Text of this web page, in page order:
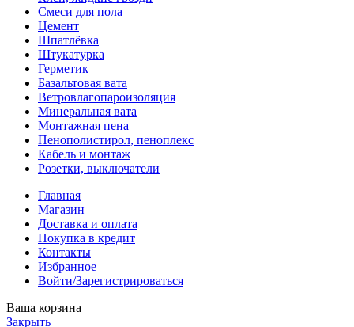
Смеси для пола
Цемент
Шпатлёвка
Штукатурка
Герметик
Базальтовая вата
Ветровлагопароизоляция
Минеральная вата
Монтажная пена
Пенополистирол, пеноплекс
Кабель и монтаж
Розетки, выключатели
Главная
Магазин
Доставка и оплата
Покупка в кредит
Контакты
Избранное
Войти/Зарегистрироваться
Ваша корзина
Закрыть